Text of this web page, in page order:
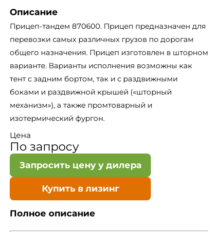
Описание
Прицеп-тандем 870600. Прицеп предназначен для
перевозки самых различных грузов по дорогам
общего назначения. Прицеп изготовлен в шторном
варианте. Варианты исполнения возможны как
тент с задним бортом, так и с раздвижными
боками и раздвижной крышей («шторный
механизм»), а также промтоварный и
изотермический фургон.
Цена
По запросу
Запросить цену у дилера
Купить в лизинг
Полное описание